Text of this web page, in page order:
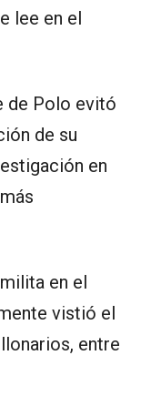
lee en el
de Polo evitó
de su
en
en el
vistió el
entre